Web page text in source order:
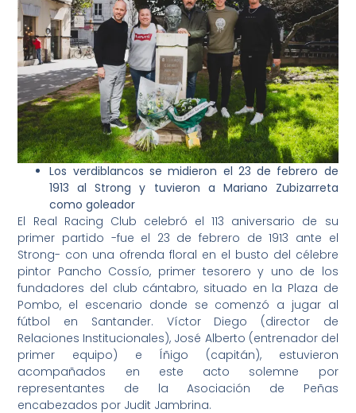
Los verdiblancos se midieron el 23 de febrero de
1913 al Strong y tuvieron a Mariano Zubizarreta
como goleador
El Real Racing Club celebró el 113 aniversario de su
primer partido -fue el 23 de febrero de 1913 ante el
Strong- con una ofrenda floral en el busto del célebre
pintor Pancho Cossío, primer tesorero y uno de los
fundadores del club cántabro, situado en la Plaza de
Pombo, el escenario donde se comenzó a jugar al
fútbol en Santander. Víctor Diego (director de
Relaciones Institucionales), José Alberto (entrenador del
primer equipo) e Íñigo (capitán), estuvieron
acompañados en este acto solemne por
representantes de la Asociación de Peñas
encabezados por Judit Jambrina.